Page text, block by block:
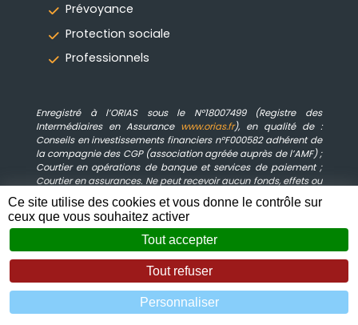
Prévoyance
Protection sociale
Professionnels
Enregistré à l’ORIAS sous le N°18007499 (Registre des
Intermédiaires en Assurance www.orias.fr), en qualité de :
Conseils en investissements financiers n°F000582 adhérent de
la compagnie des CGP (association agréée auprès de l’AMF) ;
Courtier en opérations de banque et services de paiement ;
Courtier en assurances. Ne peut recevoir aucun fonds, effets ou
valeurs. Assurance Responsabilité Civile et Garantie Financière
souscrites auprès de la compagnie MMA ENTREPRISE IARD
Assurances Mutuelles : 14 Bd Marie et Alexandre Oyon 72030 Le
© 2019 - 2026 Ar'Conseils •Mentions légales
création de sites internet à Aubenas Ardèche
Ce site utilise des cookies et vous donne le contrôle sur
ceux que vous souhaitez activer
Tout accepter
Tout refuser
Personnaliser